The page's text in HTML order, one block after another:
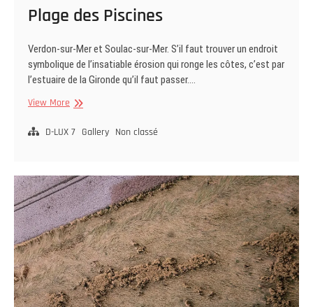
Plage des Piscines
Verdon-sur-Mer et Soulac-sur-Mer. S’il faut trouver un endroit
symbolique de l’insatiable érosion qui ronge les côtes, c’est par
l’estuaire de la Gironde qu’il faut passer.…
View More Plage
Piscines
D-LUX 7 Gallery Non classé